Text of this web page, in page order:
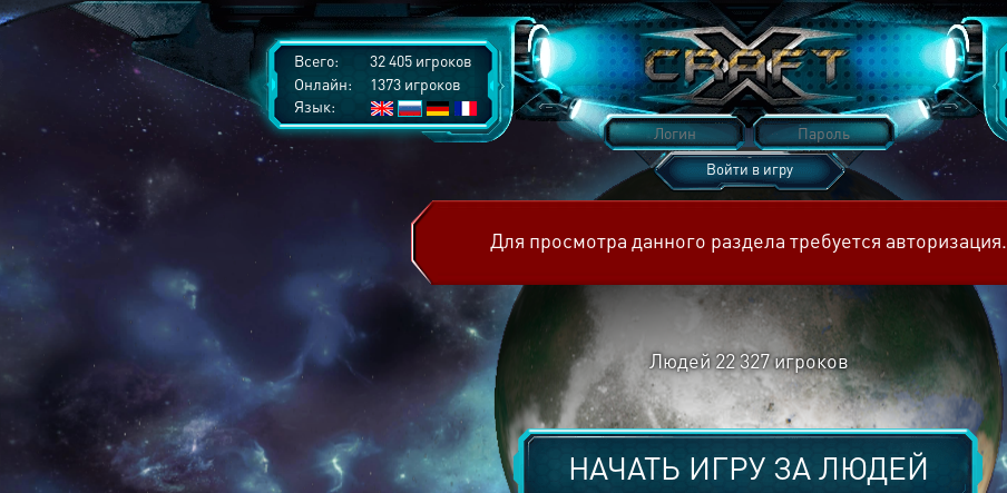
Всего:
32 405 игроков
Онлайн:
1373 игроков
Язык:
Войти в игру
Для просмотра данного раздела требуется авторизация.
Людей 22 327игроков
НАЧАТЬ ИГРУ ЗАЛЮДЕЙ